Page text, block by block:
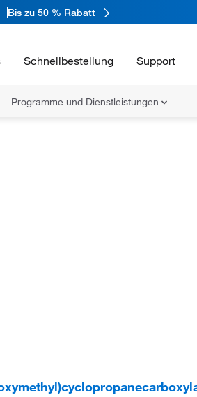
Bis zu 50 % Rabatt
Schnellbestellung Support
Programme und Dienstleistungen